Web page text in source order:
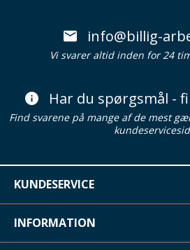
info@billig-
Vi svarer altid inden for 24
Har du spørgsmål -
Find svarene på mange af de mest
KUNDESERVICE
INFORMATION